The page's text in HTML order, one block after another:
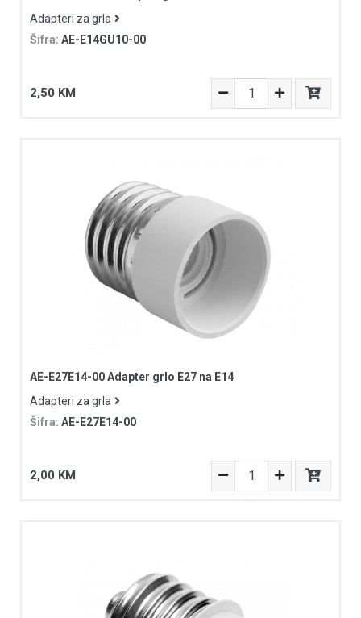
Adapteri za grla
Šifra: AE-E14GU10-00
2,50 KM
AE-E27E14-00 Adapter grlo E27 na E14
Adapteri za grla
Šifra: AE-E27E14-00
2,00 KM